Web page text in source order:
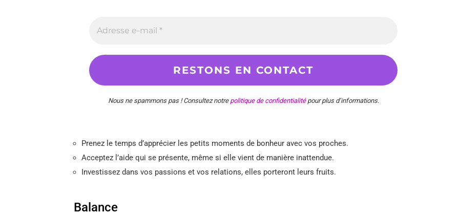
Nous ne spammons pas ! Consultez notre politique de confidentialitépour plus d’informations.
Prenez le temps d’apprécier les petits moments de bonheur avec vos proches.
Acceptez l’aide qui se présente, même si elle vient de manière inattendue.
Investissez dans vos passions et vos relations, elles porteront leurs fruits.
Balance